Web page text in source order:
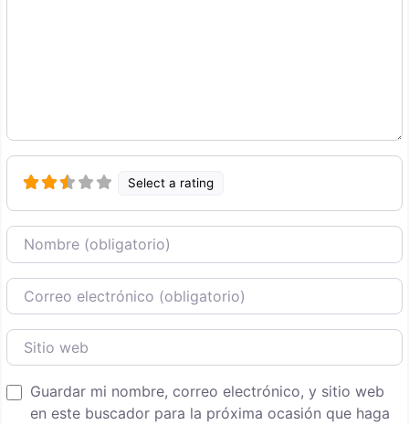
Select a rating
Nombre
Correo Electronico
Sitio web
Guardar mi nombre, correo electrónico, y sitio web
en este buscador para la próxima ocasión que haga